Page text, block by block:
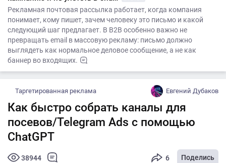
Рекламная почтовая рассылка работает, когда компания
понимает, кому пишет, зачем человеку это письмо и какой
следующий шаг предлагает. В B2B особенно важно не
превращать email в массовую рекламу: письмо должно
выглядеть как нормальное деловое сообщение, а не как
баннер во входящих.
Таргетированная реклама Евгений Дубаков
Как быстро собрать каналы для
посевов/Telegram Ads с помощью
ChatGPT
38944 6 Поделись